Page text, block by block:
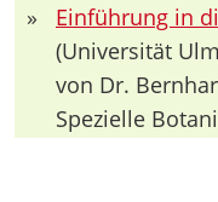
»
Einführung in
(Universität
von Dr.
Spezielle